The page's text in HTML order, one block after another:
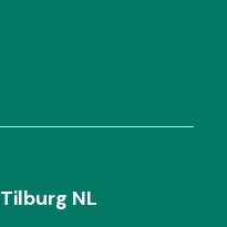
Tilburg NL